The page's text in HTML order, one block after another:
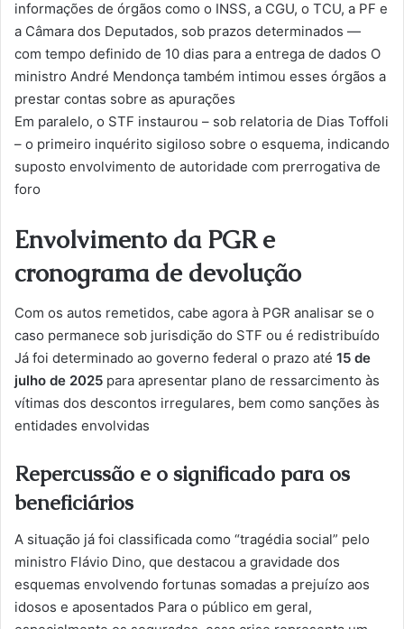
informações de órgãos como o INSS, a CGU, o TCU, a PF e
a Câmara dos Deputados, sob prazos determinados —
com tempo definido de 10 dias para a entrega de dados O
ministro André Mendonça também intimou esses órgãos a
prestar contas sobre as apurações
Em paralelo, o STF instaurou – sob relatoria de Dias Toffoli
– o primeiro inquérito sigiloso sobre o esquema, indicando
suposto envolvimento de autoridade com prerrogativa de
foro
Envolvimento da PGR e
cronograma de devolução
Com os autos remetidos, cabe agora à PGR analisar se o
caso permanece sob jurisdição do STF ou é redistribuído
Já foi determinado ao governo federal o prazo até 15 de
julho de 2025 para apresentar plano de ressarcimento às
vítimas dos descontos irregulares, bem como sanções às
entidades envolvidas
Repercussão e o significado para os
beneficiários
A situação já foi classificada como “tragédia social” pelo
ministro Flávio Dino, que destacou a gravidade dos
esquemas envolvendo fortunas somadas a prejuízo aos
idosos e aposentados Para o público em geral,